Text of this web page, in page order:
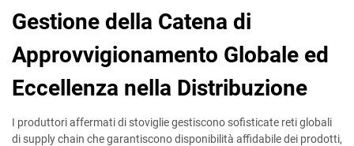
Gestione della Catena di
Approvvigionamento Globale ed
Eccellenza nella Distribuzione
I produttori affermati di stoviglie gestiscono sofisticate reti globali
di supply chain che garantiscono disponibilità affidabile dei prodotti,